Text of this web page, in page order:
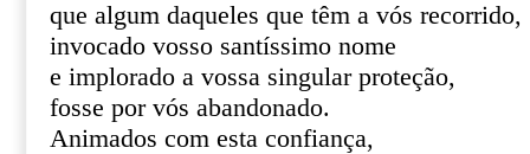
que algum daqueles que têm a vós recorrido,
invocado vosso santíssimo nome
e implorado a vossa singular proteção,
fosse por vós abandonado.
Animados com esta confiança,